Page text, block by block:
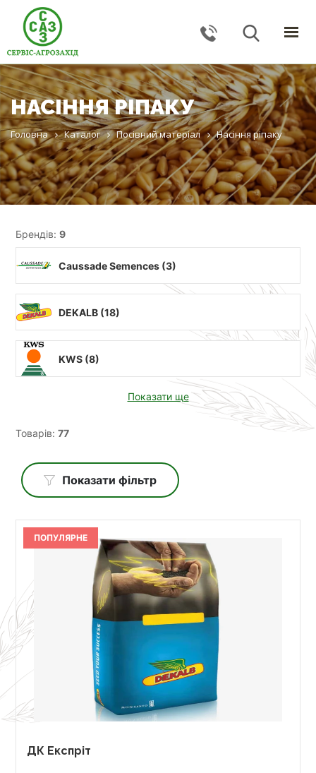
ГОЛОВНА
КАТАЛОГ
ПОСЛУГИ
ПРО КОМПАНІЮ
НОВИНИ
КОНТАКТИ
Тернопільська обл., с. Великі Гаї, вул. Підлісна, 27
+38 (067) 24–38–191
serviceagrozahid@gmail.com
НАСІННЯ РІПАКУ
Головна Каталог Посівний матеріал Насіння ріпаку
Брендів: 9
Caussade Semences (3)
DEKALB (18)
KWS (8)
Показати ще
Товарів: 77
Показати фільтр
ДК Експріт
ПОПУЛЯРНЕ